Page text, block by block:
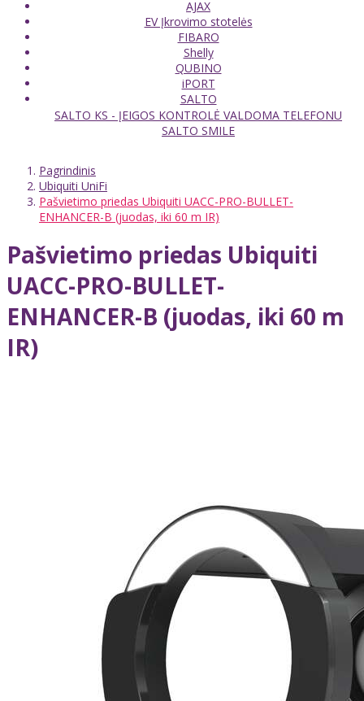
AJAX
EV Įkrovimo stotelės
FIBARO
Shelly
QUBINO
iPORT
SALTO
SALTO KS - ĮEIGOS KONTROLĖ VALDOMA TELEFONU
SALTO SMILE
Pagrindinis
Ubiquiti UniFi
Pašvietimo priedas Ubiquiti UACC-PRO-BULLET-
ENHANCER-B (juodas, iki 60 m IR)
Pašvietimo priedas Ubiquiti
UACC-PRO-BULLET-
ENHANCER-B (juodas, iki 60 m
IR)